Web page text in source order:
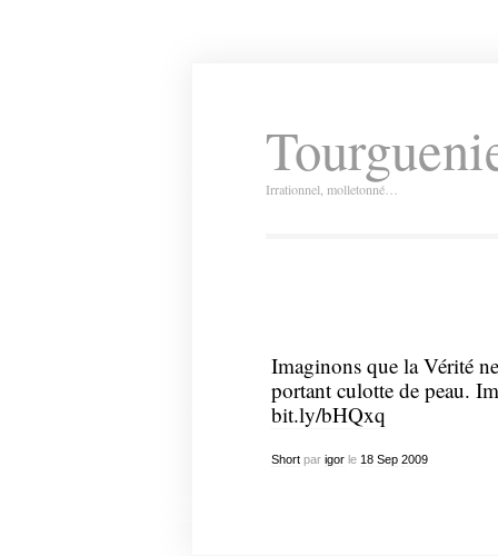
Irrationnel, molletonné…
Imaginons que la Vérité
portant culotte de peau.
bit.ly/bHQxq
Shortpar igorle 18 Sep 2009